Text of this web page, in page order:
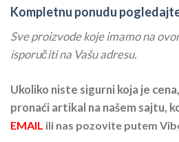
Kompletnu ponudu
Sve proizvode koje imamo na
isporučiti na Vašu adresu.
Ukoliko niste sigurni koja je
pronaći artikal na našem sajtu,
EMAIL ili nas pozovite putem